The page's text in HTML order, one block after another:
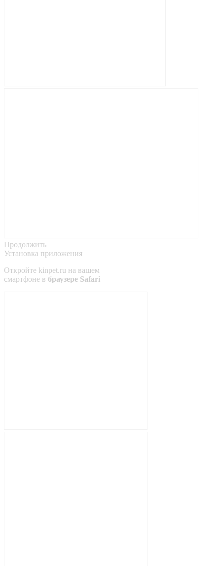
Продолжить
Установка приложения
Откройте kinpet.ru на вашем
смартфоне в браузере Safari